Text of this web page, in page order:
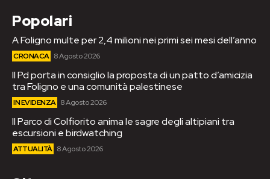
Popolari
A Foligno multe per 2,4 milioni nei primi sei mesi dell’anno
CRONACA 8 Agosto 2026
Il Pd porta in consiglio la proposta di un patto d’amicizia
tra Foligno e una comunità palestinese
IN EVIDENZA 8 Agosto 2026
Il Parco di Colfiorito anima le sagre degli altipiani tra
escursioni e birdwatching
ATTUALITÀ 8 Agosto 2026